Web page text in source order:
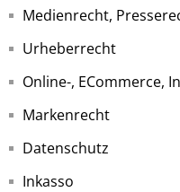
Medienrecht,
Urheberrecht
Online-, ECommerce,
Markenrecht
Datenschutz
Inkasso